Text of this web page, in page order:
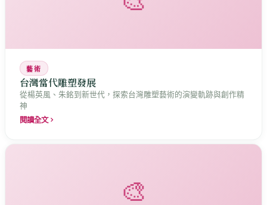
藝術
台灣當代雕塑發展
從楊英風、朱銘到新世代，探索台灣雕塑藝術的演變軌跡與創作精
神
閱讀全文
🎨